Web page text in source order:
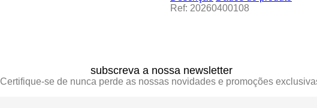
Ref: 20260400108
subscreva a nossa newsletter
Certifique-se de nunca perde as nossas novidades e promoções